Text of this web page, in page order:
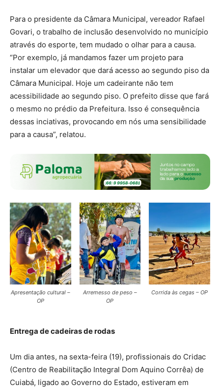
Para o presidente da Câmara Municipal, vereador Rafael
Govari, o trabalho de inclusão desenvolvido no município
através do esporte, tem mudado o olhar para a causa.
“Por exemplo, já mandamos fazer um projeto para
instalar um elevador que dará acesso ao segundo piso da
Câmara Municipal. Hoje um cadeirante não tem
acessibilidade ao segundo piso. O prefeito disse que fará
o mesmo no prédio da Prefeitura. Isso é consequência
dessas inciativas, provocando em nós uma sensibilidade
para a causa”, relatou.
Apresentação cultural –
OP
Arremesso de peso –
OP
Corrida às cegas – OP
Entrega de cadeiras de rodas
Um dia antes, na sexta-feira (19), profissionais do Cridac
(Centro de Reabilitação Integral Dom Aquino Corrêa) de
Cuiabá, ligado ao Governo do Estado, estiveram em